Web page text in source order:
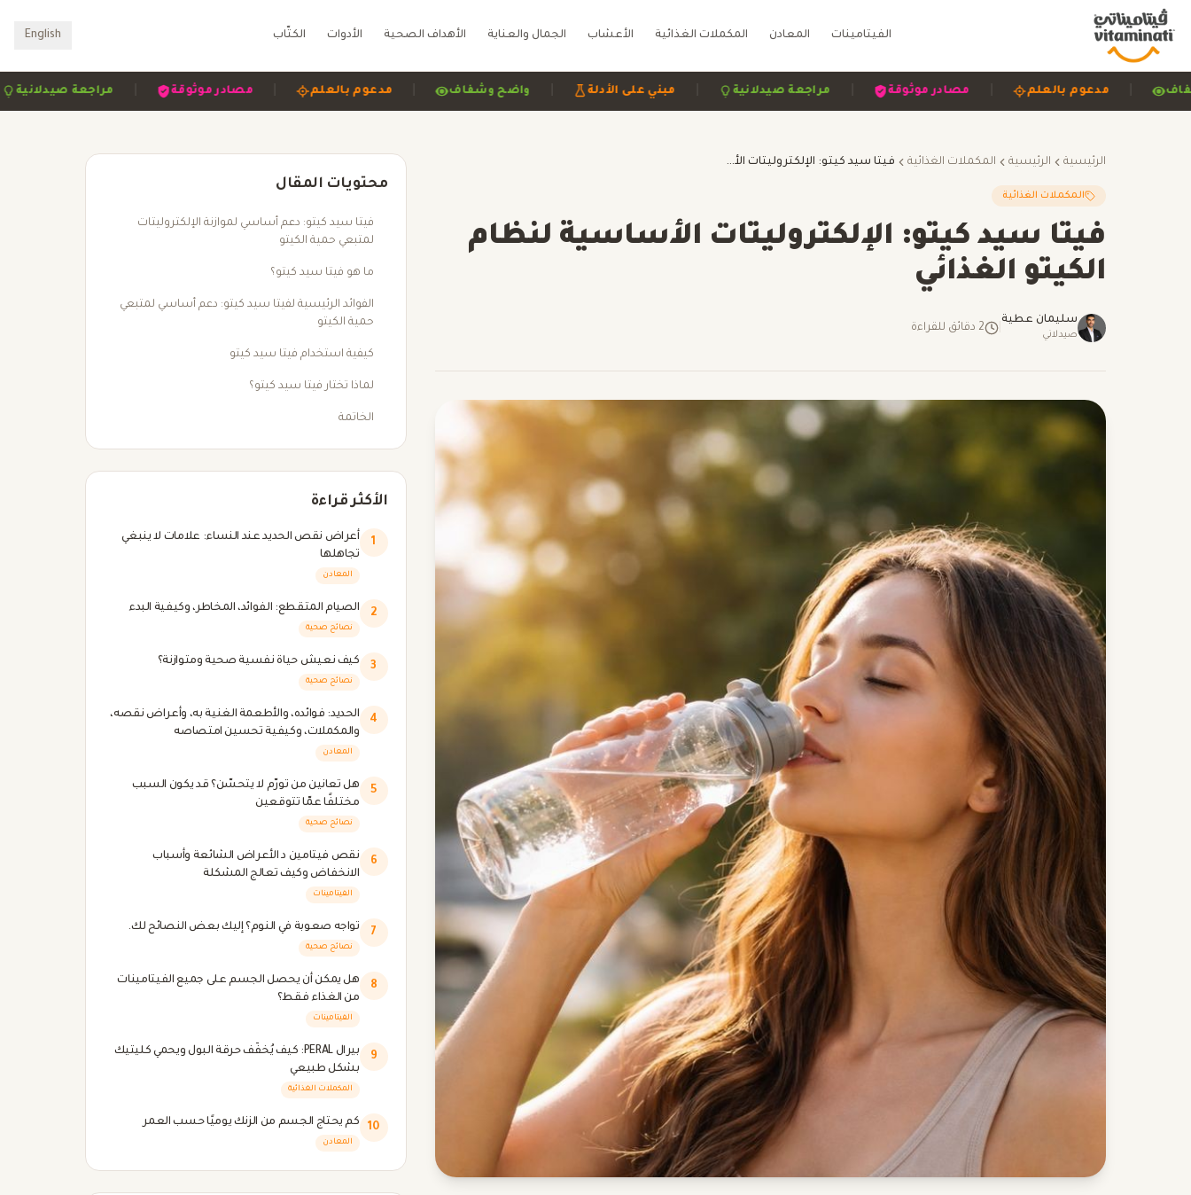
الفيتامينات المعادن المكملات الغذائية الأعشاب الجمال والعناية الأهداف الصحية الأدوات الكتّاب English
مراجعة | مصادر موثوقة | مدعوم بالعلم | واضح وشفاف | مبني على الأدلة | مراجعة صيدلانية | مصادر موثوقة | مدعوم بالعلم | وشفاف
الرئيسية الرئيسية المكملات الغذائية فيتا سيد كيتو: الإلكتروليتات الأساسية لنظام الكيتو الغذائي
المكملات الغذائية
فيتا سيد كيتو: الإلكتروليتات الأساسية لنظام
الكيتو الغذائي
سليمان عطية
صيدلاني
2 دقائق للقراءة
محتويات المقال
فيتا سيد كيتو: دعم أساسي لموازنة الإلكتروليتات
لمتبعي حمية الكيتو
ما هو فيتا سيد كيتو؟
الفوائد الرئيسية لفيتا سيد كيتو: دعم أساسي لمتبعي
حمية الكيتو
كيفية استخدام فيتا سيد كيتو
لماذا تختار فيتا سيد كيتو؟
الخاتمة
الأكثر قراءة
1
أعراض نقص الحديد عند النساء: علامات لا ينبغي
تجاهلها
المعادن
2 الصيام المتقطع: الفوائد، المخاطر، وكيفية البدء
نصائح صحية
3 كيف نعيش حياة نفسية صحية ومتوازنة؟
نصائح صحية
4
الحديد: فوائده، والأطعمة الغنية به، وأعراض نقصه،
والمكملات، وكيفية تحسين امتصاصه
المعادن
5
هل تعانين من تورّم لا يتحسّن؟ قد يكون السبب
مختلفًا عمّا تتوقعين
نصائح صحية
6
نقص فيتامين د الأعراض الشائعة وأسباب
الانخفاض وكيف تعالج المشكلة
الفيتامينات
7 تواجه صعوبة في النوم؟ إليك بعض النصائح لك.
نصائح صحية
8
هل يمكن أن يحصل الجسم على جميع الفيتامينات
من الغذاء فقط؟
الفيتامينات
9
بيرال PERAL: كيف يُخفّف حرقة البول ويحمي كليتيك
بشكل طبيعي
المكملات الغذائية
10 كم يحتاج الجسم من الزنك يوميًا حسب العمر
المعادن